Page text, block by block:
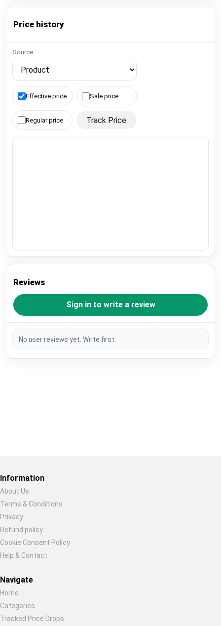
Price history
Source
Effective price Sale price
Regular price Track Price
Reviews
Sign in to write a review
No user reviews yet. Write first.
Information
About Us
Terms & Conditions
Privacy
Refund policy
Cookie Consent Policy
Help & Contact
Navigate
Home
Categories
Tracked Price Drops